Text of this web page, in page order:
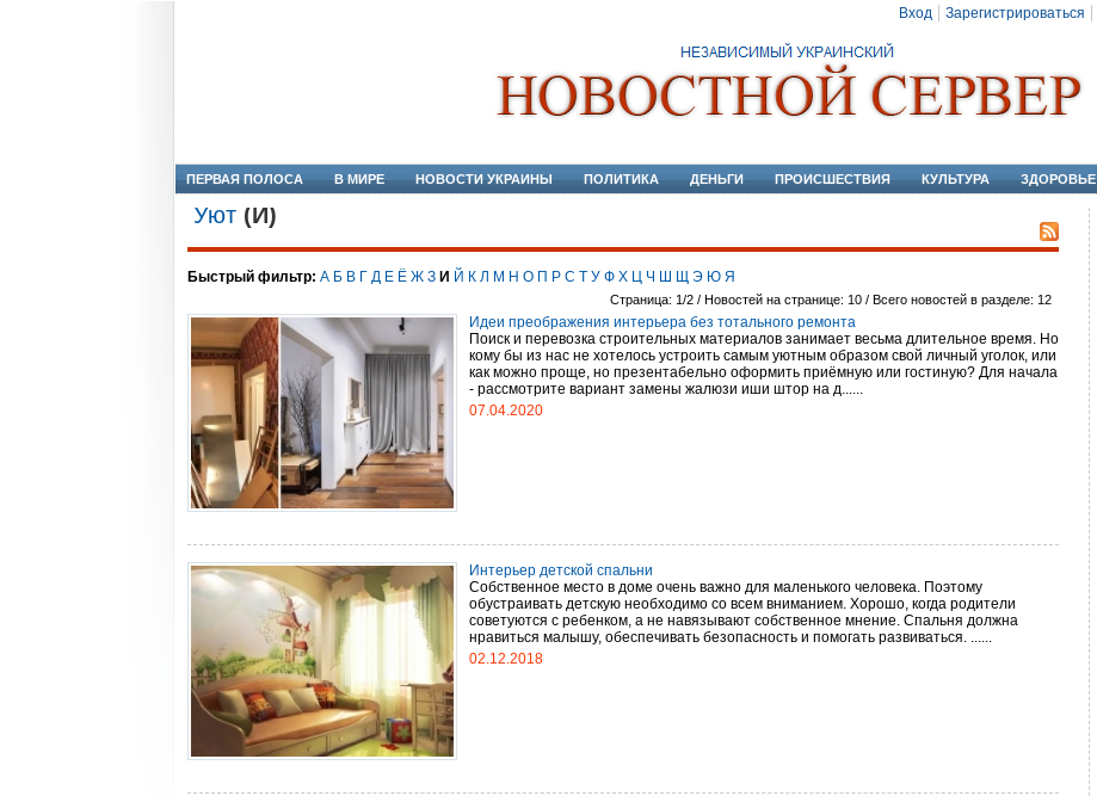
Вход Зарегистрироваться
ПЕРВАЯ ПОЛОСА В МИРЕ НОВОСТИ УКРАИНЫ ПОЛИТИКА ДЕНЬГИ ПРОИСШЕСТВИЯ КУЛЬТУРА ЗДОРОВЬЕ
Уют (И)
Быстрый фильтр: А Б В Г Д Е Ё Ж З И Й К Л М Н О П Р С Т У Ф Х Ц Ч Ш Щ Э Ю Я
Страница: 1/2 / Новостей на странице: 10 / Всего новостей в разделе: 12
Идеи преображения интерьера без тотального ремонта
Поиск и перевозка строительных материалов занимает весьма длительное время. Но
кому бы из нас не хотелось устроить самым уютным образом свой личный уголок, или
как можно проще, но презентабельно оформить приёмную или гостиную? Для начала
- рассмотрите вариант замены жалюзи иши штор на д......
07.04.2020
Интерьер детской спальни
Собственное место в доме очень важно для маленького человека. Поэтому
обустраивать детскую необходимо со всем вниманием. Хорошо, когда родители
советуются с ребенком, а не навязывают собственное мнение. Спальня должна
нравиться малышу, обеспечивать безопасность и помогать развиваться. ......
02.12.2018